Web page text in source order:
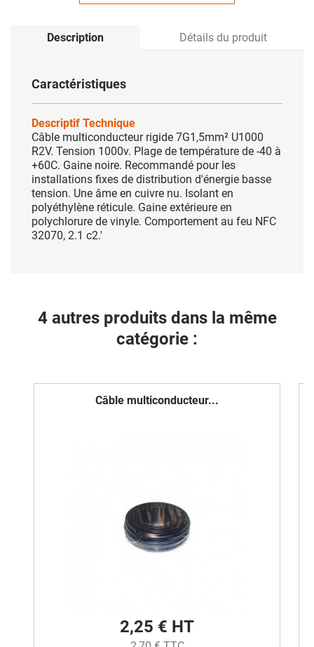
Description Détails du produit
Caractéristiques
Descriptif Technique
Câble multiconducteur rigide 7G1,5mm² U1000
R2V. Tension 1000v. Plage de température de -40 à
+60C. Gaine noire. Recommandé pour les
installations fixes de distribution d'énergie basse
tension. Une âme en cuivre nu. Isolant en
polyéthylène réticule. Gaine extérieure en
polychlorure de vinyle. Comportement au feu NFC
32070, 2.1 c2.'
4 autres produits dans la même
catégorie :
Câble multiconducteur...
2,25 € HT